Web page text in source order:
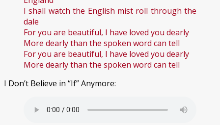
I shall watch the English mist roll through the
dale
For you are beautiful, I have loved you dearly
More dearly than the spoken word can tell
For you are beautiful, I have loved you dearly
More dearly than the spoken word can tell
I Don’t Believe in “If” Anymore: